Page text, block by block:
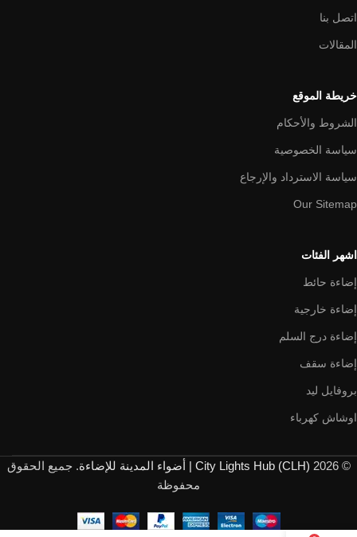
اتصل بنا
المقالات
خريطة الموقع
الشروط والأحكام
سياسة الخصوصية
سياسة الاسترداد والإرجاع
Our Sitemap
اشهر الفئات
إضاءة حائط
إضاءة خارجية
إضاءة درج السلم
إضاءة سقف
بروفايل ليد
اوشاش كهرباء
© 2026 City Lights Hub (CLH) | أضواء المدينة للإضاءة
. جميع الحقوق
محفوظة